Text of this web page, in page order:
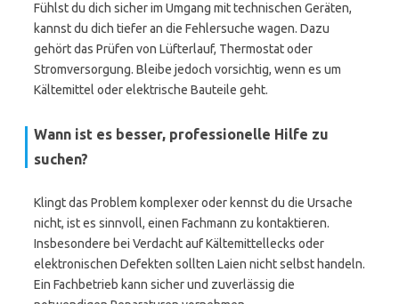
Fühlst du dich sicher im Umgang mit technischen Geräten,
kannst du dich tiefer an die Fehlersuche wagen. Dazu
gehört das Prüfen von Lüfterlauf, Thermostat oder
Stromversorgung. Bleibe jedoch vorsichtig, wenn es um
Kältemittel oder elektrische Bauteile geht.
Wann ist es besser, professionelle Hilfe zu
suchen?
Klingt das Problem komplexer oder kennst du die Ursache
nicht, ist es sinnvoll, einen Fachmann zu kontaktieren.
Insbesondere bei Verdacht auf Kältemittellecks oder
elektronischen Defekten sollten Laien nicht selbst handeln.
Ein Fachbetrieb kann sicher und zuverlässig die